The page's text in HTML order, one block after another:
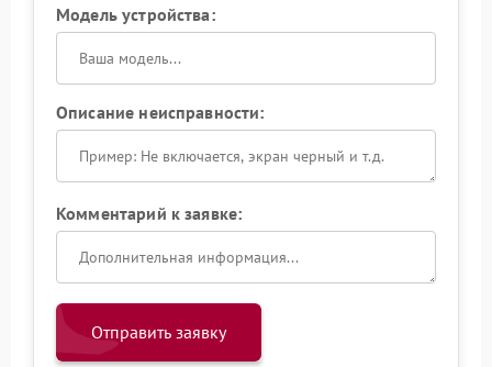
Модель устройства:
Описание неисправности:
Комментарий к заявке:
Отправить заявку